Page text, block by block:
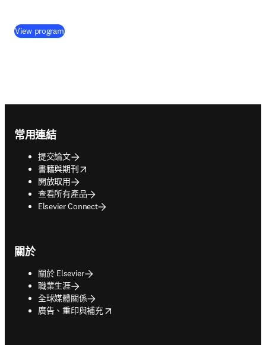
View program(
常用連結
提交論文
書籍與期刊
opens in new tab/window
開放取用
查看所有產品
Elsevier Connect
關於
關於 Elsevier
職業生涯
全球媒體關係
廣告、重印與補充
opens in new tab/window